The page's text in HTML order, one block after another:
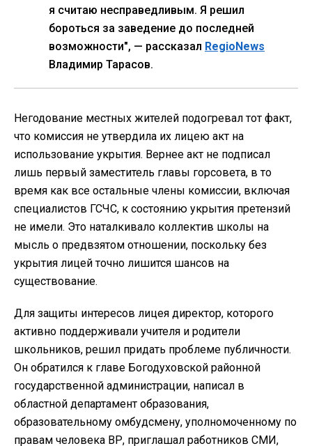
я считаю несправедливым. Я решил
бороться за заведение до последней
возможности", — рассказал RegioNews
Владимир Тарасов.
Негодование местных жителей подогревал тот факт,
что комиссия не утвердила их лицею акт на
использование укрытия. Вернее акт не подписал
лишь первый заместитель главы горсовета, в то
время как все остальные члены комиссии, включая
специалистов ГСЧС, к состоянию укрытия претензий
не имели. Это наталкивало коллектив школы на
мысль о предвзятом отношении, поскольку без
укрытия лицей точно лишится шансов на
существование.
Для защиты интересов лицея директор, которого
активно поддерживали учителя и родители
школьников, решил придать проблеме публичности.
Он обратился к главе Богодуховской районной
государственной администрации, написал в
областной департамент образования,
образовательному омбудсмену, уполномоченному по
правам человека ВР, приглашал работников СМИ,